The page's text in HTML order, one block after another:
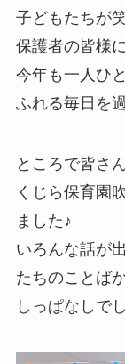
子どもたちが
保護者の皆様
今年も一人ひ
ふれる毎日を
ところで皆さ
くじら保育園
ました♪
いろんな話が
たちのことば
しっぱなしで